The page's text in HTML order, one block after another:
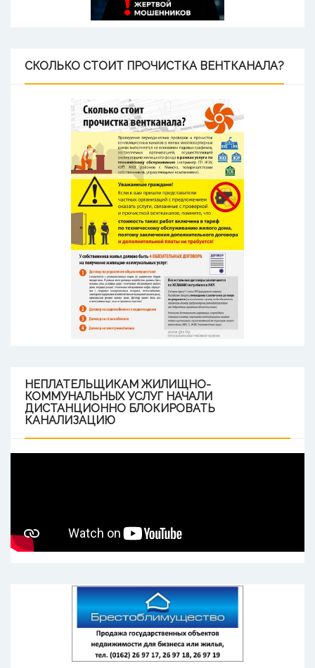
СКОЛЬКО СТОИТ ПРОЧИСТКА ВЕНТКАНАЛА?
НЕПЛАТЕЛЬЩИКАМ ЖИЛИЩНО-
КОММУНАЛЬНЫХ УСЛУГ НАЧАЛИ
ДИСТАНЦИОННО БЛОКИРОВАТЬ
КАНАЛИЗАЦИЮ